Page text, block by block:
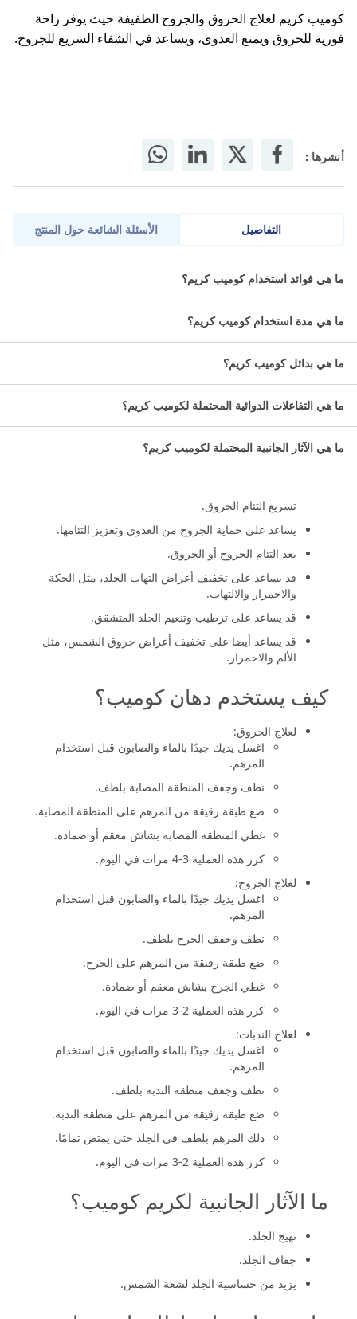
كوميب كريم لعلاج الحروق والجروح الطفيفة حيث يوفر راحة
فورية للحروق ويمنع العدوى، ويساعد في الشفاء السريع للجروح.
أنشرها :
التفاصيل
كوميب كريم لعلاج الحروق والجروح الطفيفة حيث يوفر راحة
معلومات عن كوميب كريم:
التصنيف الدوائي: كريم للحروق والجروح.
حجم العبوة: 75 جرام.
ما هي استخدامات كريم كوميب؟
تسريع التئام الحروق.
يساعد على حماية الجروح من العدوى وتعزيز التئامها.
بعد التئام الجروح أو الحروق.
قد يساعد على تخفيف أعراض التهاب الجلد، مثل الحكة
والاحمرار والالتهاب.
قد يساعد على ترطيب وتنعيم الجلد المتشقق.
قد يساعد أيضا على تخفيف أعراض حروق الشمس، مثل
الألم والاحمرار.
كيف يستخدم دهان كوميب؟
لعلاج الحروق:
اغسل يديك جيدًا بالماء والصابون قبل استخدام
المرهم.
نظف وجفف المنطقة المصابة بلطف.
ضع طبقة رقيقة من المرهم على المنطقة المصابة.
غطي المنطقة المصابة بشاش معقم أو ضمادة.
كرر هذه العملية 3-4 مرات في اليوم.
لعلاج الجروح:
اغسل يديك جيدًا بالماء والصابون قبل استخدام
المرهم.
نظف وجفف الجرح بلطف.
ضع طبقة رقيقة من المرهم على الجرح.
غطي الجرح بشاش معقم أو ضمادة.
كرر هذه العملية 2-3 مرات في اليوم.
لعلاج الندبات:
اغسل يديك جيدًا بالماء والصابون قبل استخدام
المرهم.
نظف وجفف منطقة الندبة بلطف.
ضع طبقة رقيقة من المرهم على منطقة الندبة.
دلك المرهم بلطف في الجلد حتى يمتص تمامًا.
كرر هذه العملية 2-3 مرات في اليوم.
ما الآثار الجانبية لكريم كوميب؟
تهيج الجلد.
جفاف الجلد.
يزيد من حساسية الجلد لشعة الشمس.
الأسئلة الشائعة حول المنتج
ما هي فوائد استخدام كوميب كريم؟
ما هي مدة استخدام كوميب كريم؟
ما هي بدائل كوميب كريم؟
ما هي التفاعلات الدوائية المحتملة لكوميب كريم؟
ما هي الآثار الجانبية المحتملة لكوميب كريم؟